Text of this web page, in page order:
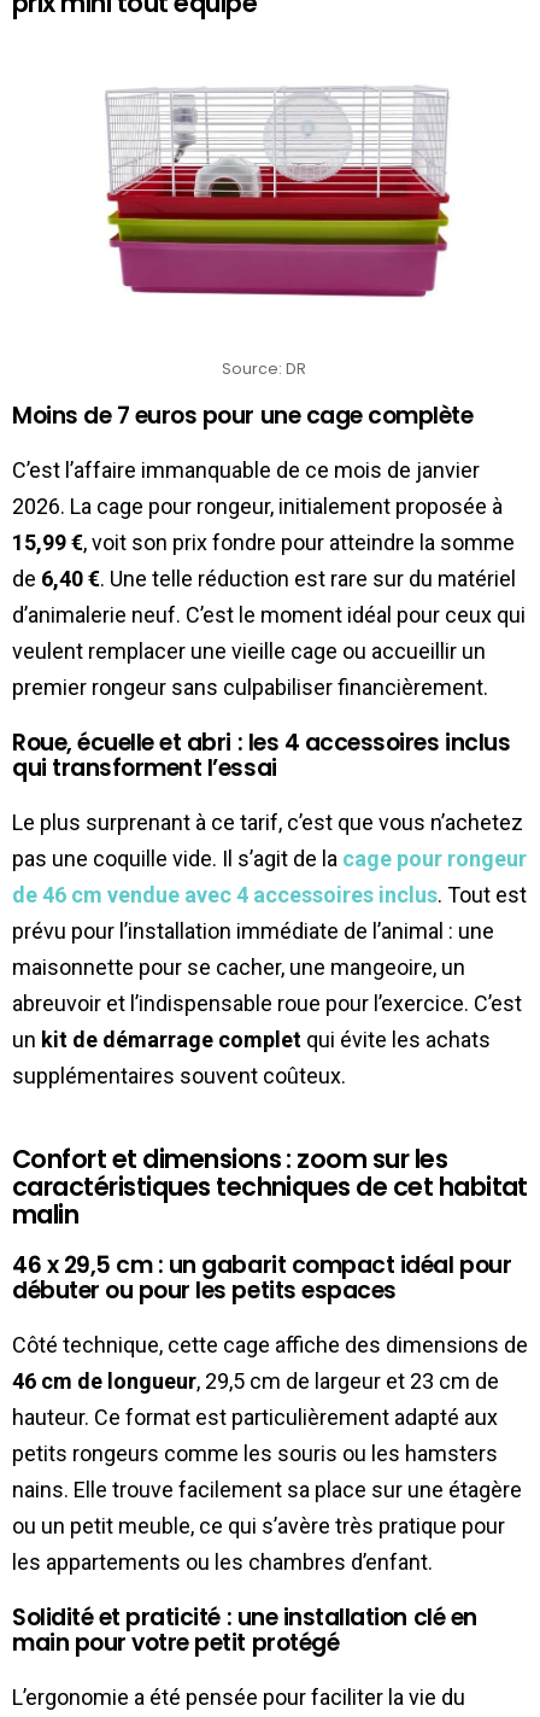
Source: DR
Moins de 7 euros pour une cage complète
C’est l’affaire immanquable de ce mois de janvier
2026. La cage pour rongeur, initialement proposée à
15,99 €, voit son prix fondre pour atteindre la somme
de 6,40 €. Une telle réduction est rare sur du matériel
d’animalerie neuf. C’est le moment idéal pour ceux qui
veulent remplacer une vieille cage ou accueillir un
premier rongeur sans culpabiliser financièrement.
Roue, écuelle et abri : les 4 accessoires inclus
qui transforment l’essai
Le plus surprenant à ce tarif, c’est que vous n’achetez
pas une coquille vide. Il s’agit de la cage pour rongeur
de 46 cm vendue avec 4 accessoires inclus. Tout est
prévu pour l’installation immédiate de l’animal : une
maisonnette pour se cacher, une mangeoire, un
abreuvoir et l’indispensable roue pour l’exercice. C’est
un kit de démarrage complet qui évite les achats
supplémentaires souvent coûteux.
Confort et dimensions : zoom sur les
caractéristiques techniques de cet habitat
malin
46 x 29,5 cm : un gabarit compact idéal pour
débuter ou pour les petits espaces
Côté technique, cette cage affiche des dimensions de
46 cm de longueur, 29,5 cm de largeur et 23 cm de
hauteur. Ce format est particulièrement adapté aux
petits rongeurs comme les souris ou les hamsters
nains. Elle trouve facilement sa place sur une étagère
ou un petit meuble, ce qui s’avère très pratique pour
les appartements ou les chambres d’enfant.
Solidité et praticité : une installation clé en
main pour votre petit protégé
L’ergonomie a été pensée pour faciliter la vie du